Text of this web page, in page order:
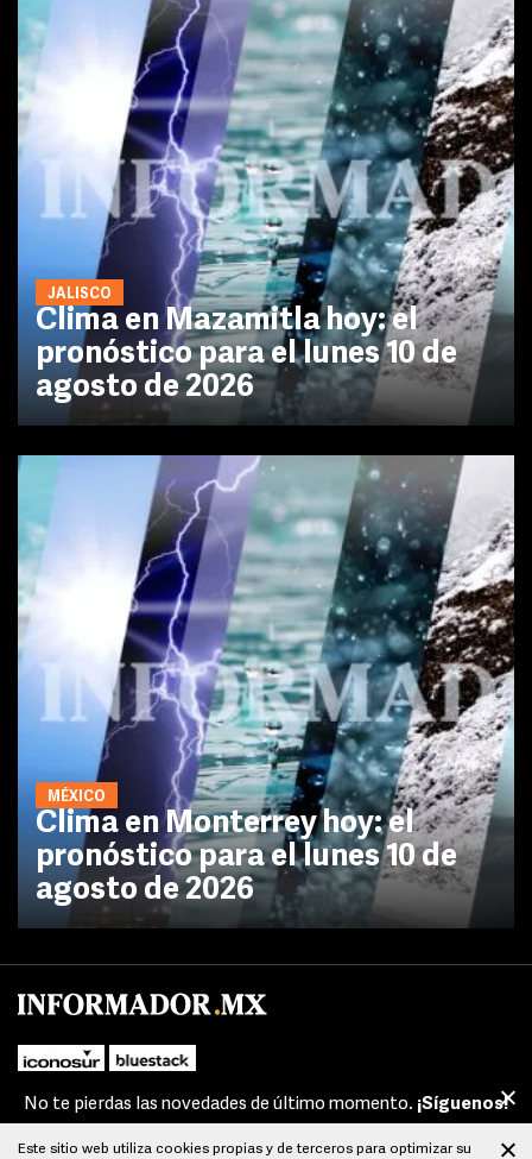
JALISCO
Clima en Mazamitla hoy: el
pronóstico para el lunes 10 de
agosto de 2026
MÉXICO
Clima en Monterrey hoy: el
pronóstico para el lunes 10 de
agosto de 2026
No te pierdas las novedades de último momento. ¡Síguenos!
Este sitio web utiliza cookies propias y de terceros para optimizar su